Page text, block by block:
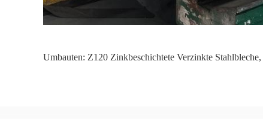
Umbauten: Z120 Zinkbeschichtete Verzinkte Stahlbleche,